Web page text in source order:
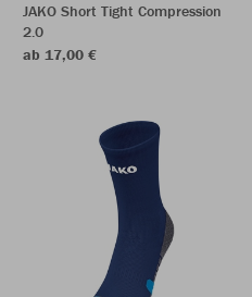
JAKO Short Tight Compression
2.0
ab 17,00 €